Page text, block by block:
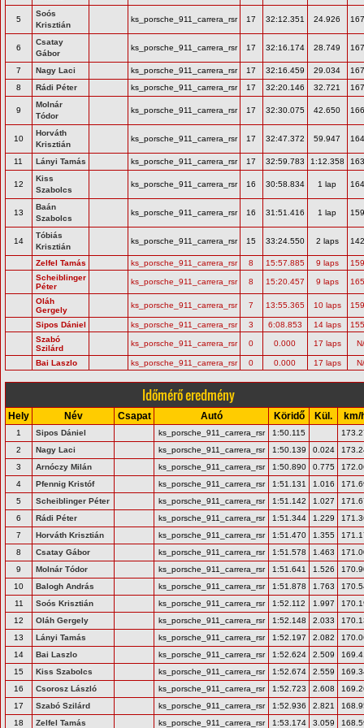
5
Soós
Krisztián
ks_porsche_911_carrera_rsr 17 32:12.351 24.926
6
Csatay
Gábor
ks_porsche_911_carrera_rsr 17 32:16.174 28.749
7 Nagy Laci ks_porsche_911_carrera_rsr 17 32:16.459 29.034
8
Rádi Péter ks_porsche_911_carrera_rsr 17 32:20.146 32.721
9
Molnár
Tódor
ks_porsche_911_carrera_rsr 17 32:30.075 42.650
10
Horváth
Krisztián
ks_porsche_911_carrera_rsr 17 32:47.372 59.947
11 Lányi Tamás ks_porsche_911_carrera_rsr 17 32:59.783 1:12.358
12
Kiss
Szabolcs
ks_porsche_911_carrera_rsr 16 30:58.834 1 lap
13
Baán
Szabolcs
ks_porsche_911_carrera_rsr 16 31:51.416 1 lap
14
Tóbiás
Krisztián
ks_porsche_911_carrera_rsr 15 33:24.550 2 laps
Zelfel Tamás ks_porsche_911_carrera_rsr 8 15:57.885 9 laps
Scheiblinger
Péter
ks_porsche_911_carrera_rsr 8 15:20.457 9 laps
Oláh
Gergely
ks_porsche_911_carrera_rsr 7 13:55.365 10 laps
Sipos Dániel ks_porsche_911_carrera_rsr 3 6:08.853 14 laps
Szabó
Szilárd
ks_porsche_911_carrera_rsr 0 0.000 17 laps
Bai Laszlo ks_porsche_911_carrera_rsr 0 0.000 17 laps
Időmérő eredmény
Hely Név Csapat Autó Köridő Kül. km/
1 Sipos Dániel ks_porsche_911_carrera_rsr 1:50.115
2
Nagy Laci ks_porsche_911_carrera_rsr 1:50.139 0.024
3
Arnóczy Milán ks_porsche_911_carrera_rsr 1:50.890 0.775
4
Pfennig Kristóf ks_porsche_911_carrera_rsr 1:51.131 1.016
5
Scheiblinger Péter ks_porsche_911_carrera_rsr 1:51.142 1.027
6
Rádi Péter ks_porsche_911_carrera_rsr 1:51.344 1.229
7
Horváth Krisztián ks_porsche_911_carrera_rsr 1:51.470 1.355
8
Csatay Gábor ks_porsche_911_carrera_rsr 1:51.578 1.463
9
Molnár Tódor ks_porsche_911_carrera_rsr 1:51.641 1.526
10
Balogh András ks_porsche_911_carrera_rsr 1:51.878 1.763
11
Soós Krisztián ks_porsche_911_carrera_rsr 1:52.112 1.997
12
Oláh Gergely ks_porsche_911_carrera_rsr 1:52.148 2.033
13
Lányi Tamás ks_porsche_911_carrera_rsr 1:52.197 2.082
14
Bai Laszlo ks_porsche_911_carrera_rsr 1:52.624 2.509
15
Kiss Szabolcs ks_porsche_911_carrera_rsr 1:52.674 2.559
16
Csorosz László ks_porsche_911_carrera_rsr 1:52.723 2.608
17
Szabó Szilárd ks_porsche_911_carrera_rsr 1:52.936 2.821
18
Zelfel Tamás ks_porsche_911_carrera_rsr 1:53.174 3.059